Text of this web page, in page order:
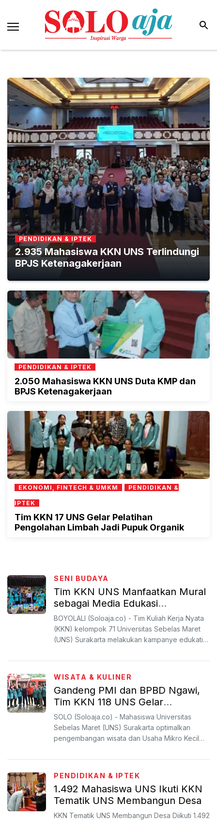
PENDIDIKAN & IPTEK
2.935 Mahasiswa KKN UNS Terlindungi
BPJS Ketenagakerjaan
PENDIDIKAN & IPTEK
2.050 Mahasiswa KKN UNS Duta KMP dan
BPJS Ketenagakerjaan
EKONOMI, FINTECH & UMKM PENDIDIKAN &
IPTEK
Tim KKN 17 UNS Gelar Pelatihan
Pengolahan Limbah Jadi Pupuk Organik
SENI BUDAYA
Tim KKN UNS Manfaatkan Mural
sebagai Media Edukasi
Pencegahan Demam Berdarah
BOYOLALI (Soloaja.co) - Tim Kuliah Kerja Nyata
(KKN) kelompok 71 Universitas Sebelas Maret
(UNS) Surakarta melakukan kampanye edukatif
WISATA & KULINER
Gandeng PMI dan BPBD Ngawi,
Tim KKN 118 UNS Gelar
Sosialisasi dan Pelatihan P3K di
Kawasan Wisata
SOLO (Soloaja.co) - Mahasiswa Universitas
Sebelas Maret (UNS) Surakarta optimalkan
pengembangan wisata dan Usaha Mikro Kecil
PENDIDIKAN & IPTEK
1.492 Mahasiswa UNS Ikuti KKN
Tematik UNS Membangun Desa
KKN Tematik UNS Membangun Desa Diikuti 1.492